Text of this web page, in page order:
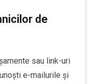
de
sau link-uri
e-mailurile și